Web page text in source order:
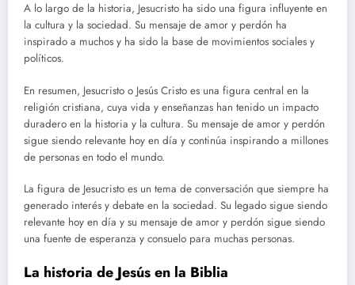
A lo largo de la historia, Jesucristo ha sido una figura influyente en
la cultura y la sociedad. Su mensaje de amor y perdón ha
inspirado a muchos y ha sido la base de movimientos sociales y
políticos.
En resumen, Jesucristo o Jesús Cristo es una figura central en la
religión cristiana, cuya vida y enseñanzas han tenido un impacto
duradero en la historia y la cultura. Su mensaje de amor y perdón
sigue siendo relevante hoy en día y continúa inspirando a millones
de personas en todo el mundo.
La figura de Jesucristo es un tema de conversación que siempre ha
generado interés y debate en la sociedad. Su legado sigue siendo
relevante hoy en día y su mensaje de amor y perdón sigue siendo
una fuente de esperanza y consuelo para muchas personas.
La historia de Jesús en la Biblia